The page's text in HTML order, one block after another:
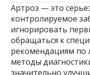
Артроз — это
контролируемое
игнорировать
обращаться к
рекомендациям по
методы
значительно